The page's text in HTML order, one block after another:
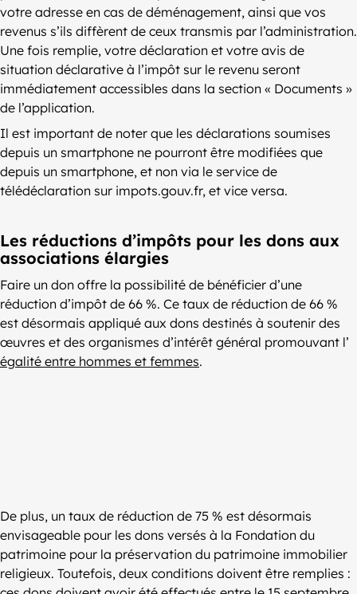
votre adresse en cas de déménagement, ainsi que vos
revenus s’ils diffèrent de ceux transmis par l’administration.
Une fois remplie, votre déclaration et votre avis de
situation déclarative à l’impôt sur le revenu seront
immédiatement accessibles dans la section « Documents »
de l’application.
Il est important de noter que les déclarations soumises
depuis un smartphone ne pourront être modifiées que
depuis un smartphone, et non via le service de
télédéclaration sur impots.gouv.fr, et vice versa.
Les réductions d’impôts pour les dons aux
associations élargies
Faire un don offre la possibilité de bénéficier d’une
réduction d’impôt de 66 %. Ce taux de réduction de 66 %
est désormais appliqué aux dons destinés à soutenir des
œuvres et des organismes d’intérêt général promouvant l’
égalité entre hommes et femmes.
De plus, un taux de réduction de 75 % est désormais
envisageable pour les dons versés à la Fondation du
patrimoine pour la préservation du patrimoine immobilier
religieux. Toutefois, deux conditions doivent être remplies :